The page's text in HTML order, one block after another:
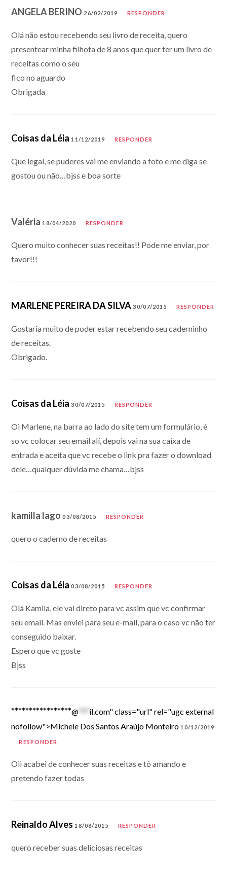
ANGELA BERINO 26/02/2019 RESPONDER
Olá não estou recebendo seu livro de receita, quero
presentear minha filhota de 8 anos que quer ter um livro de
receitas como o seu
fico no aguardo
Obrigada
Coisas da Léia 11/12/2019 RESPONDER
Que legal, se puderes vai me enviando a foto e me diga se
gostou ou não…bjss e boa sorte
Valéria18/04/2020 RESPONDER
Quero muito conhecer suas receitas!! Pode me enviar, por
favor!!!
MARLENE PEREIRA DA SILVA 30/07/2015 RESPONDER
Gostaria muito de poder estar recebendo seu caderninho
de receitas.
Obrigado.
Coisas da Léia 30/07/2015 RESPONDER
Oi Marlene, na barra ao lado do site tem um formulário, é
so vc colocar seu email alí, depois vai na sua caixa de
entrada e aceita que vc recebe o link pra fazer o download
dele…qualquer dúvida me chama…bjss
kamilla lago03/08/2015 RESPONDER
quero o caderno de receitas
Coisas da Léia 03/08/2015 RESPONDER
Olá Kamila, ele vai direto para vc assim que vc confirmar
seu email. Mas enviei para seu e-mail, para o caso vc não ter
conseguido baixar.
Espero que vc goste
Bjss
*****************@ *** il.com" class="url" rel="ugc external
nofollow">Michele Dos Santos Araújo Monteiro 10/12/2019
RESPONDER
Oii acabei de conhecer suas receitas e tô amando e
pretendo fazer todas
Reinaldo Alves 18/08/2015 RESPONDER
quero receber suas deliciosas receitas